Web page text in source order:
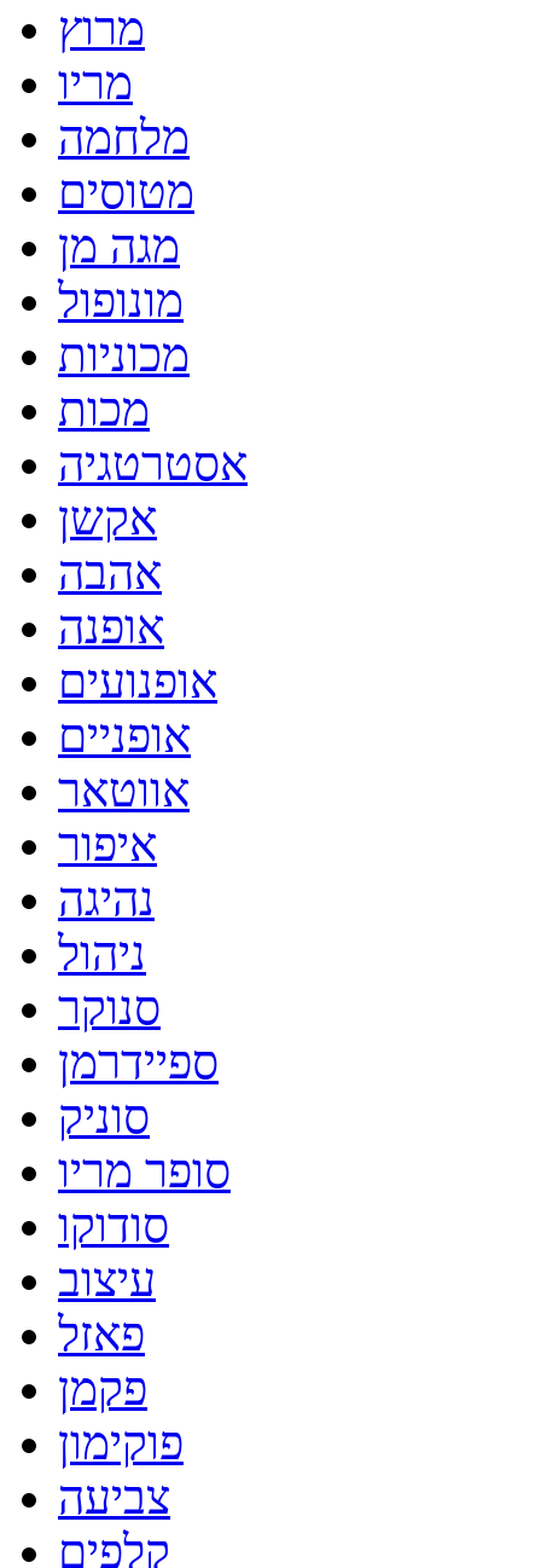
מרוץ
מריו
מלחמה
מטוסים
מגה מן
מונופול
מכוניות
מכות
אסטרטגיה
אקשן
אהבה
אופנה
אופנועים
אופניים
אווטאר
איפור
נהיגה
ניהול
סנוקר
ספיידרמן
סוניק
סופר מריו
סודוקו
עיצוב
פאזל
פקמן
פוקימון
צביעה
קלפים